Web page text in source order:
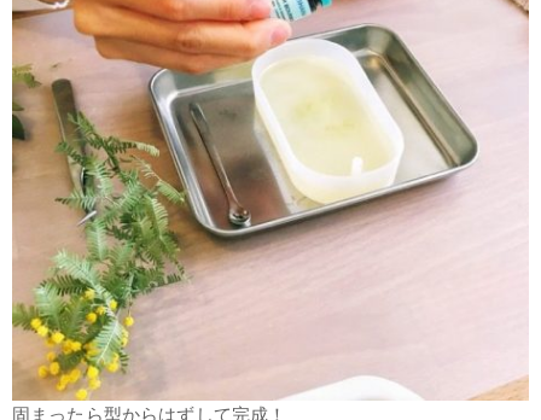
固まったら型からはずして完成！